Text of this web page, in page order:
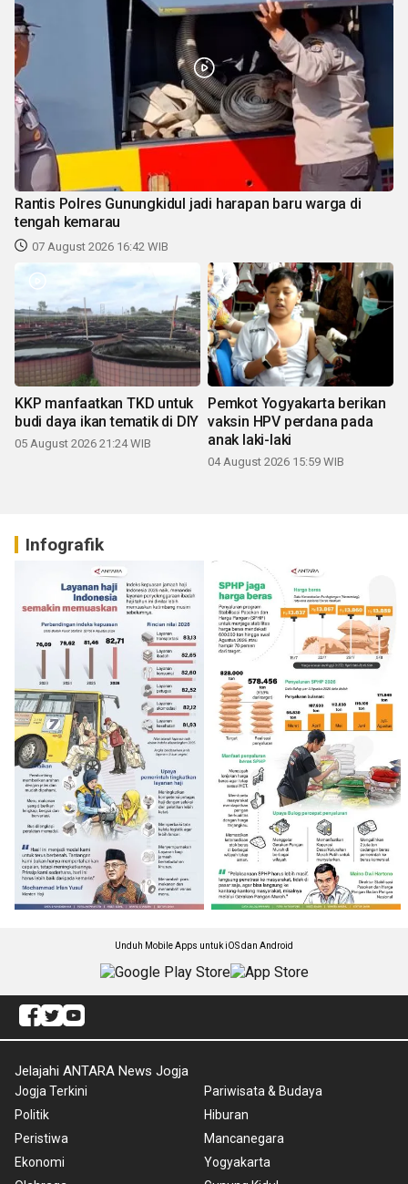
Rantis Polres Gunungkidul jadi harapan baru warga di
tengah kemarau
07 August 2026 16:42 WIB
KKP manfaatkan TKD untuk
budi daya ikan tematik di DIY
05 August 2026 21:24 WIB
Pemkot Yogyakarta berikan
vaksin HPV perdana pada
anak laki-laki
04 August 2026 15:59 WIB
Infografik
Unduh Mobile Apps untuk iOS dan Android
Jelajahi ANTARA News Jogja
Jogja Terkini
Politik
Peristiwa
Ekonomi
Pariwisata & Budaya
Hiburan
Mancanegara
Yogyakarta